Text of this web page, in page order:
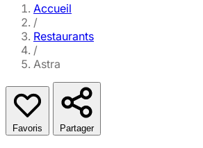
Accueil
/
Restaurants
/
Astra
Favoris Partager